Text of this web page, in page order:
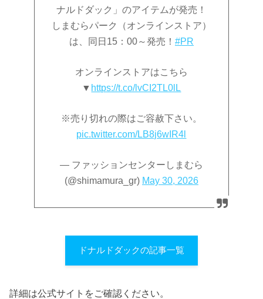
ナルドダック」のアイテムが発売！
しまむらパーク（オンラインストア）
は、同日15：00～発売！ #PR
オンラインストアはこちら
▼ https://t.co/lvCI2TL0lL
※売り切れの際はご容赦下さい。
pic.twitter.com/LB8j6wIR4l
— ファッションセンターしまむら
(@shimamura_gr) May 30, 2026
ドナルドダックの記事一覧
詳細は公式サイトをご確認ください。